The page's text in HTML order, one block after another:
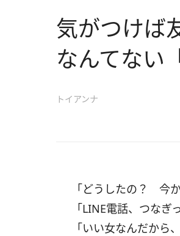
気がつけば
なんてない
トイアンナ
「どうしたの？ 今
「LINE電話、つなぎ
「いい女なんだから